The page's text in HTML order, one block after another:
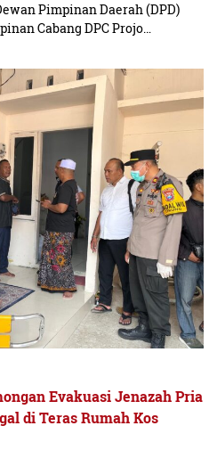
Pimpinan Daerah (DPD)
Cabang DPC Projo…
Evakuasi Jenazah Pria
di Teras Rumah Kos